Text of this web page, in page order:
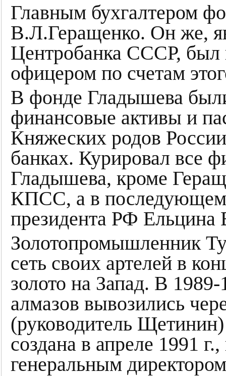
Главным бухгалтером
В.Л.Геращенко. Он же,
Центробанка СССР, был
офицером по счетам
В фонде Гладышева
финансовые активы и
Княжеских родов
банках. Курировал все
Гладышева, кроме
КПСС, а в последующем
президента РФ
Золотопромышленник
сеть своих артелей в
золото на Запад. В
алмазов вывозились
(руководитель
создана в апреле 1991
генеральным